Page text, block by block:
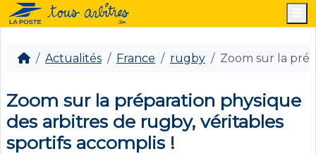
Actualités France rugby Zoom sur la
Zoom sur la préparation physique
des arbitres de rugby, véritables
sportifs accomplis !